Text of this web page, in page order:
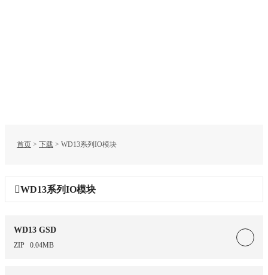
首页 > 下载 > WD13系列IO模块
WD13系列IO模块
WD13 GSD
ZIP 0.04MB